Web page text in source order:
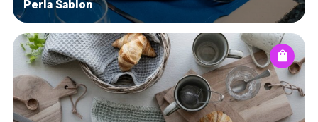
Accueil
Bonnes adresses
Perla Sablon